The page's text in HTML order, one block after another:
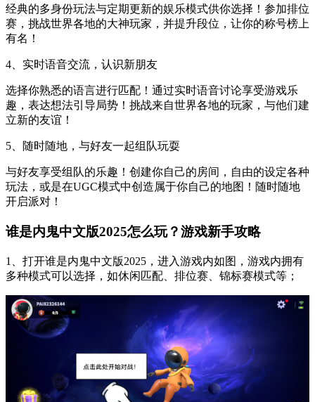
经典的多身份玩法与定期更新的娱乐模式供你选择！参加排位
赛，挑战世界各地的大神玩家，并提升段位，让你的称号榜上
有名！
4、实时语音交流，认识新朋友
选择你熟悉的语言进行匹配！通过实时语音讨论享受游戏乐
趣，表达想法引导局势！挑战来自世界各地的玩家，与他们建
立新的友谊！
5、随时随地，与好友一起组队玩耍
与好友享受组队的乐趣！创建你自己的房间，自由的设定各种
玩法，或是在UGC模式中创造属于你自己的地图！随时随地
开启派对！
谁是内鬼中文版2025怎么玩？游戏新手攻略
1、打开谁是内鬼中文版2025，进入游戏内如图，游戏内拥有
多种模式可以选择，如休闲匹配、排位赛、锦标赛模式等；